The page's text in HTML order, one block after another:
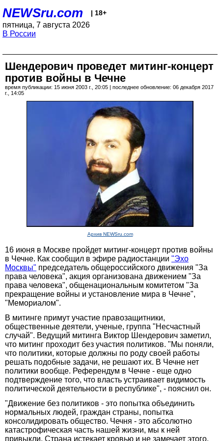
NEWSru.com | 18+
пятница, 7 августа 2026
В России
Шендерович проведет митинг-концерт
против войны в Чечне
время публикации: 15 июня 2003 г., 20:05 | последнее обновление: 06 декабря 2017
г., 14:05
Архив NEWSru.com
16 июня в Москве пройдет митинг-концерт против войны
в Чечне. Как сообщил в эфире радиостанции "Эхо
Москвы" председатель общероссийского движения "За
права человека", акция организована движением "За
права человека", общенациональным комитетом "За
прекращение войны и установление мира в Чечне",
"Мемориалом".
В митинге примут участие правозащитники,
общественные деятели, ученые, группа "Несчастный
случай". Ведущий митинга Виктор Шендерович заметил,
что митинг проходит без участия политиков. "Мы поняли,
что политики, которые должны по роду своей работы
решать подобные задачи, не решают их. В Чечне нет
политики вообще. Референдум в Чечне - еще одно
подтверждение того, что власть устраивает видимость
политической деятельности в республике", - пояснил он.
"Движение без политиков - это попытка объединить
нормальных людей, граждан страны, попытка
консолидировать общество. Чечня - это абсолютно
катастрофическая часть нашей жизни, мы к ней
привыкли. Страна истекает кровью и не замечает этого.